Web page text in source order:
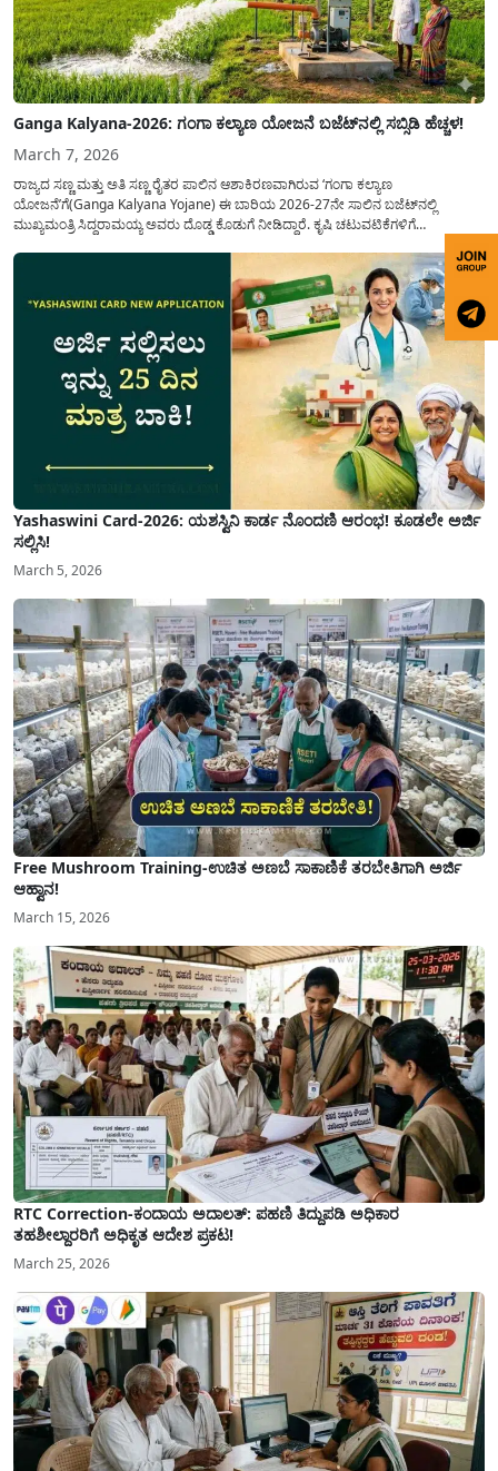
Ganga Kalyana-2026: ಗಂಗಾ ಕಲ್ಯಾಣ ಯೋಜನೆ ಬಜೆಟ್‌ನಲ್ಲಿ ಸಬ್ಸಿಡಿ ಹೆಚ್ಚಳ!
March 7, 2026
ರಾಜ್ಯದ ಸಣ್ಣ ಮತ್ತು ಅತಿ ಸಣ್ಣ ರೈತರ ಪಾಲಿನ ಆಶಾಕಿರಣವಾಗಿರುವ ‘ಗಂಗಾ ಕಲ್ಯಾಣ
ಯೋಜನೆ’ಗೆ(Ganga Kalyana Yojane) ಈ ಬಾರಿಯ 2026-27ನೇ ಸಾಲಿನ ಬಜೆಟ್‌ನಲ್ಲಿ
ಮುಖ್ಯಮಂತ್ರಿ ಸಿದ್ದರಾಮಯ್ಯ ಅವರು ದೊಡ್ಡ ಕೊಡುಗೆ ನೀಡಿದ್ದಾರೆ. ಕೃಷಿ ಚಟುವಟಿಕೆಗಳಿಗೆ
ಸಮುದಾಯದ ಮುಖದಲ್ಲಿ ಮಂದಹಾಸ ಮೂಡಿಸಿದ್ದಾರೆ. ವಿಶೇಷವಾಗಿ...
Yashaswini Card-2026: ಯಶಸ್ವಿನಿ ಕಾರ್ಡ ನೊಂದಣಿ ಆರಂಭ! ಕೂಡಲೇ ಅರ್ಜಿ
ಸಲ್ಲಿಸಿ!
March 5, 2026
Free Mushroom Training-ಉಚಿತ ಅಣಬೆ ಸಾಕಾಣಿಕೆ ತರಬೇತಿಗಾಗಿ ಅರ್ಜಿ
ಆಹ್ವಾನ!
March 15, 2026
RTC Correction-ಕಂದಾಯ ಅದಾಲತ್: ಪಹಣಿ ತಿದ್ದುಪಡಿ ಅಧಿಕಾರ
ತಹಶೀಲ್ದಾರರಿಗೆ ಅಧಿಕೃತ ಆದೇಶ ಪ್ರಕಟ!
March 25, 2026